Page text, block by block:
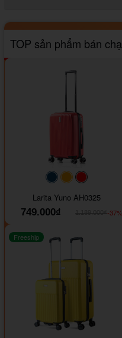
TOP sản phẩm bán
#093f69#ffa500
Larita Yuno AH0325
749.000₫
-37%
Freeship